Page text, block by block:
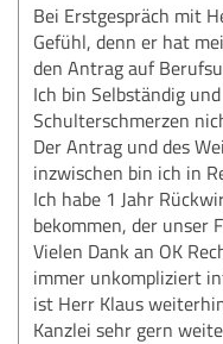
Bei Erstgespräch mit
Gefühl, denn er hat
den Antrag auf
Ich bin Selbständig
Schulterschmerzen
Der Antrag und des
inzwischen bin ich in
Ich habe 1 Jahr
bekommen, der unser
Vielen Dank an OK
immer unkompliziert
ist Herr Klaus
Kanzlei sehr gern